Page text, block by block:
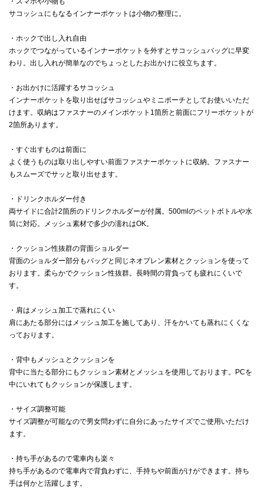
サコッシュにもなるインナーポケットは小物の整理に。
・ホックで出し入れ自由
ホックでつながっているインナーポケットを外すとサコッシュバッグに早変
わり。出し入れが簡単なのでちょっとしたお出かけに役立ちます。
・お出かけに活躍するサコッシュ
インナーポケットを取り出せばサコッシュやミニポーチとしてお使いいただ
けます。収納はファスナーのメインポケット1箇所と前面にフリーポケットが
2箇所あります。
・すぐ出すものは前面に
よく使うものは取り出しやすい前面ファスナーポケットに収納。ファスナー
もスムーズでサッと取り出せます。
・ドリンクホルダー付き
両サイドに合計2箇所のドリンクホルダーが付属。500mlのペットボトルや水
筒に対応。メッシュ素材で多少の濡れはOK。
・クッション性抜群の背面ショルダー
背面のショルダー部分もバッグと同じネオプレン素材とクッションを使って
おります。柔らかでクッション性抜群。長時間の背負っても疲れにくいで
す。
・肩はメッシュ加工で蒸れにくい
肩にあたる部分にはメッシュ加工を施してあり、汗をかいても蒸れにくくな
っております。
・背中もメッシュとクッションを
背中に当たる部分にもクッション素材とメッシュを使用しております。PCを
中にいれてもクッションが保護します。
・サイズ調整可能
サイズ調整が可能なので男女問わずに自分にあったサイズでご使用いただけ
ます。
・持ち手があるので電車内も楽々
持ち手があるので電車内で背負わずに、手持ちや前面がけができます。持ち
手は何かと活躍します。